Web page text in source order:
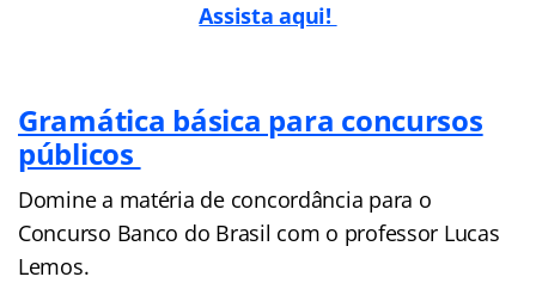
Assista aqui!
Gramática básica para concursos
públicos
Domine a matéria de concordância para o
Concurso Banco do Brasil com o professor Lucas
Lemos.